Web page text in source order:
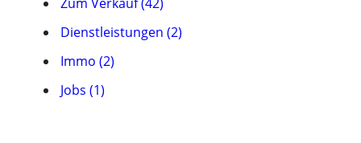
Dienstleistungen (2)
Immo (2)
Jobs (1)